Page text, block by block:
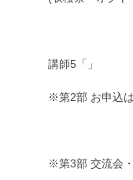
講師5「」
※第2部 お申込
※第3部 交流会